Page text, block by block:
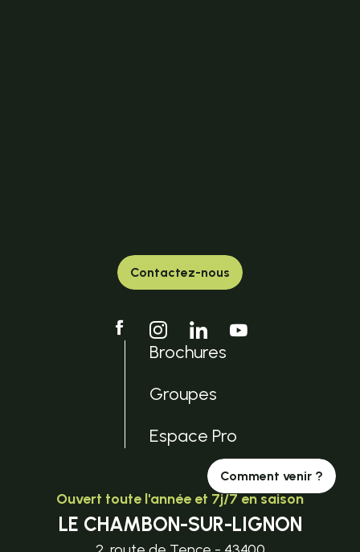
Contactez-nous
Brochures
Groupes
Espace Pro
Comment venir ?
Ouvert toute l'année et 7j/7 en saison
LE CHAMBON-SUR-LIGNON